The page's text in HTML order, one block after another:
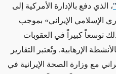
"، الذي دفع بالإدارة الأمركية إلى
الإيراني» بموجب
توسعاً كبيراً في العقوبات
الإرهابية. وتُعتبر التقارير
مع وزارة الصحة الإيرانية في